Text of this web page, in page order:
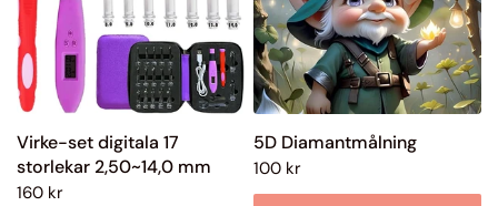
Virke-set digitala 17
storlekar 2,50~14,0 mm
160 kr
5D Diamantmålning
100 kr